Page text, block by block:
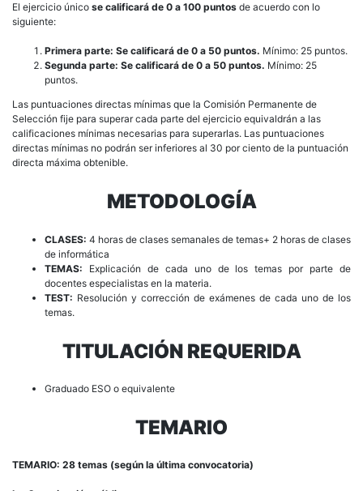
El ejercicio único se calificará de 0 a 100 puntos de acuerdo con lo
siguiente:
Primera parte: Se calificará de 0 a 50 puntos. Mínimo: 25 puntos.
Segunda parte: Se calificará de 0 a 50 puntos. Mínimo: 25
puntos.
Las puntuaciones directas mínimas que la Comisión Permanente de
Selección fije para superar cada parte del ejercicio equivaldrán a las
calificaciones mínimas necesarias para superarlas. Las puntuaciones
directas mínimas no podrán ser inferiores al 30 por ciento de la puntuación
directa máxima obtenible.
METODOLOGÍA
CLASES: 4 horas de clases semanales de temas+ 2 horas de clases
de informática
TEMAS: Explicación de cada uno de los temas por parte de
docentes especialistas en la materia.
TEST: Resolución y corrección de exámenes de cada uno de los
temas.
TITULACIÓN REQUERIDA
Graduado ESO o equivalente
TEMARIO
TEMARIO: 28 temas (según la última convocatoria)